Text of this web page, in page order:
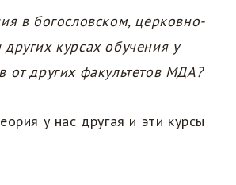
в богословском, церковно-
курсах обучения у
от других факультетов МДА?
у нас другая и эти курсы